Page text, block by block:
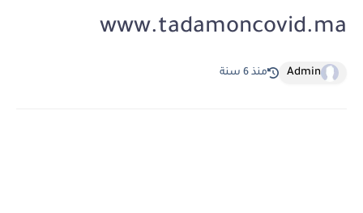
www.tadamoncovid.ma
Admin منذ 6 سنة